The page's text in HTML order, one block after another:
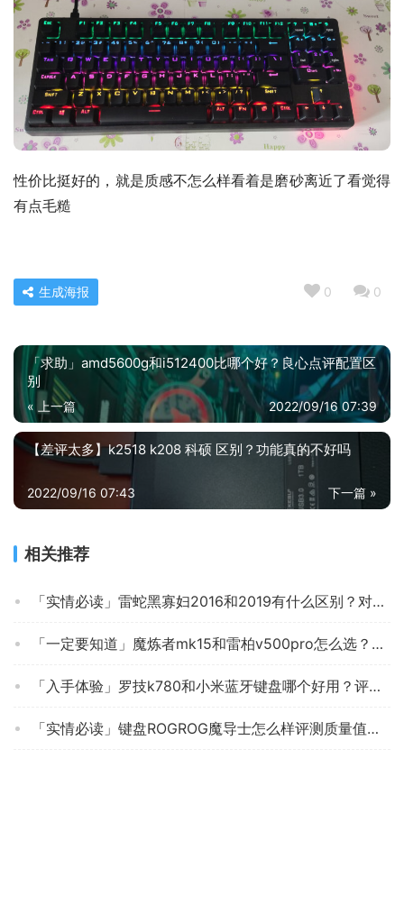
性价比挺好的，就是质感不怎么样看着是磨砂离近了看觉得
有点毛糙
0 0
生成海报
「求助」amd5600g和i512400比哪个好？良心点评配置区
别
« 上一篇 2022/09/16 07:39
【差评太多】k2518 k208 科硕 区别？功能真的不好吗
下一篇 »
2022/09/16 07:43
相关推荐
「实情必读」雷蛇黑寡妇2016和2019有什么区别？对比哪款性价比更高
「一定要知道」魔炼者mk15和雷柏v500pro怎么选？对比哪款性价比更高
「入手体验」罗技k780和小米蓝牙键盘哪个好用？评测值得买吗
「实情必读」键盘ROGROG魔导士怎么样评测质量值得买吗？